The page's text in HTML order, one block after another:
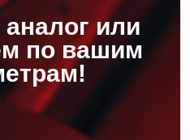
или
по вашим